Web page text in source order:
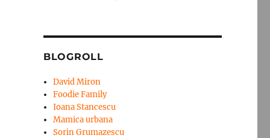
BLOGROLL
David Miron
Foodie Family
Ioana Stancescu
Mamica urbana
Sorin Grumazescu